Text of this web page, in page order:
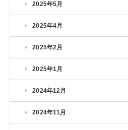
2025年5月
2025年4月
2025年2月
2025年1月
2024年12月
2024年11月